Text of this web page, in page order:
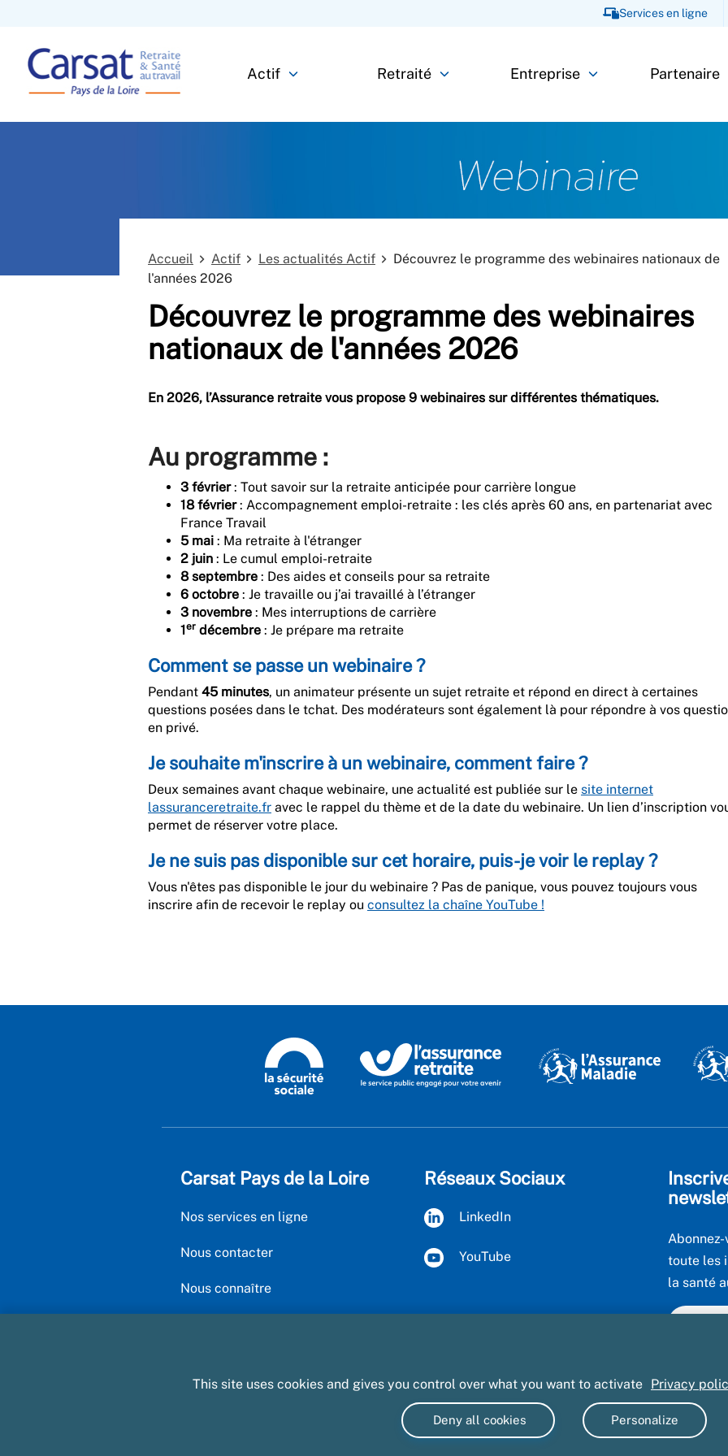
Services en ligne
Actif Retraité Entreprise Partenaire
Accueil Actif Les actualités Actif
Découvrez le programme des webinaires nationaux de
l'années 2026
Découvrez le programme des webinaires
nationaux de l'années 2026
En 2026, l’Assurance retraite vous propose 9 webinaires sur différentes thématiques.
Au programme :
3 février: Tout savoir sur la retraite anticipée pour carrière longue
18 février: Accompagnement emploi-retraite : les clés après 60 ans, en partenariat avec
France Travail
5 mai : Ma retraite à l'étranger
2 juin : Le cumul emploi-retraite
8 septembre : Des aides et conseils pour sa retraite
6 octobre : Je travaille ou j’ai travaillé à l’étranger
3 novembre : Mes interruptions de carrière
1er décembre : Je prépare ma retraite
Comment se passe un webinaire ?
Pendant 45 minutes, un animateur présente un sujet retraite et répond en direct à certaines
questions posées dans le tchat. Des modérateurs sont également là pour répondre à vos
en privé.
Je souhaite m'inscrire à un webinaire, comment faire ?
Deux semaines avant chaque webinaire, une actualité est publiée sur le site internet
lassuranceretraite.fr avec le rappel du thème et de la date du webinaire. Un lien d’inscription
permet de réserver votre place.
Je ne suis pas disponible sur cet horaire, puis-je voir le replay ?
Vous n'êtes pas disponible le jour du webinaire ? Pas de panique, vous pouvez toujours vous
inscrire afin de recevoir le replay ou consultez la chaîne YouTube !
Carsat Pays de la Loire
Nos services en ligne
Nous contacter
Nous connaître
Réseaux Sociaux
LinkedIn
YouTube
toute les
la santé
Mentions légales et CGU Accessibilité : partiellement
This site uses cookies and gives you control over what you want to activate Privacy
Deny all cookies Personalize